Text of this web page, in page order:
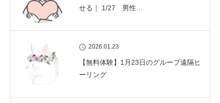
せる｜ 1/27 男性…
2026.01.23
【無料体験】1月23日のグループ遠隔ヒ
ーリング